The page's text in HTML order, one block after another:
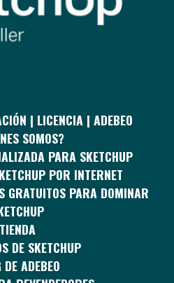
| LICENCIA | ADEBEO
SOMOS?
PARA SKETCHUP
POR INTERNET
GRATUITOS PARA DOMINAR
TIENDA
DE SKETCHUP
DE ADEBEO